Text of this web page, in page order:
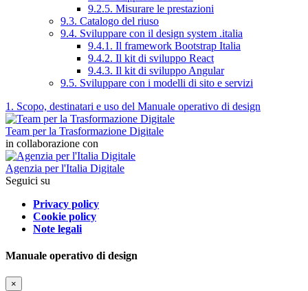
9.2.5. Misurare le prestazioni
9.3. Catalogo del riuso
9.4. Sviluppare con il design system .italia
9.4.1. Il framework Bootstrap Italia
9.4.2. Il kit di sviluppo React
9.4.3. Il kit di sviluppo Angular
9.5. Sviluppare con i modelli di sito e servizi
1. Scopo, destinatari e uso del Manuale operativo di design
Team per la Trasformazione Digitale
in collaborazione con
Agenzia per l'Italia Digitale
Seguici su
Privacy policy
Cookie policy
Note legali
Manuale operativo di design
×